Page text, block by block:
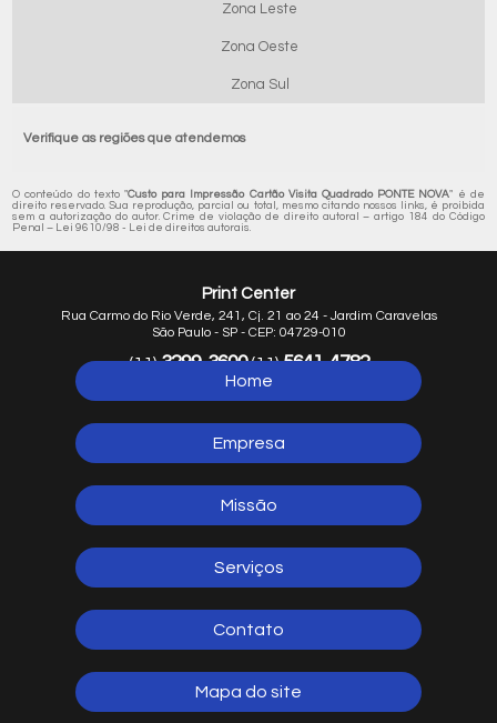
Zona Leste
Zona Oeste
Zona Sul
Verifique as regiões que atendemos
O conteúdo do texto "Custo para Impressão Cartão Visita Quadrado PONTE NOVA" é de
direito reservado. Sua reprodução, parcial ou total, mesmo citando nossos links, é proibida
sem a autorização do autor. Crime de violação de direito autoral – artigo 184 do Código
Penal – Lei 9610/98 - Lei de direitos autorais.
Print Center
Rua Carmo do Rio Verde, 241, Cj. 21 ao 24 - Jardim Caravelas
São Paulo - SP - CEP: 04729-010
(11)3299-3600(11)5641-4782
5641-1254
Home
Empresa
Missão
Serviços
Contato
Mapa do site